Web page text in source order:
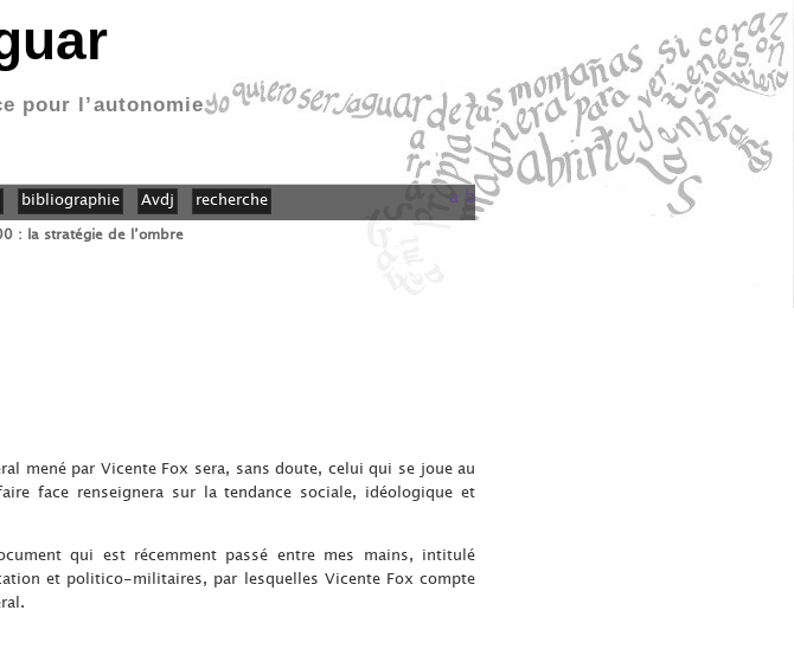
pour l’autonomie
bibliographie Avdj recherche a b
: la stratégie de l’ombre
mené par Vicente Fox sera, sans doute, celui qui se joue au
face renseignera sur la tendance sociale, idéologique et
qui est récemment passé entre mes mains, intitulé
et politico-militaires, par lesquelles Vicente Fox compte